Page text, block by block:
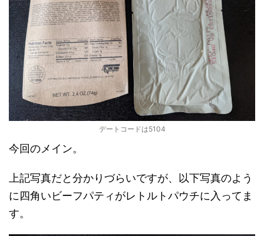
デートコードは5104
今回のメイン。
上記写真だと分かりづらいですが、以下写真のよう
に四角いビーフパティがレトルトパウチに入ってま
す。